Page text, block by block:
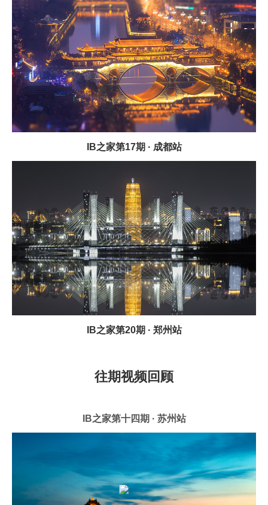
IB之家第17期 · 成都站
IB之家第20期 · 郑州站
往期视频回顾
IB之家第十四期 · 苏州站